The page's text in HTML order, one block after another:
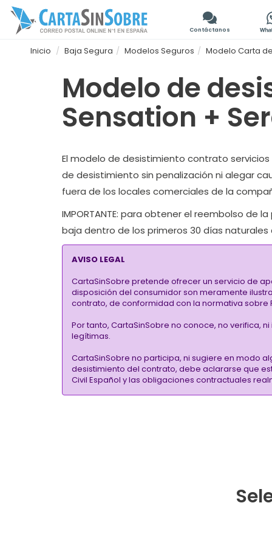
Contáctanos
Inicio Baja Segura Modelos Seguros Modelo Carta
Modelo de
Sensation +
El modelo de desistimiento contrato
de desistimiento sin penalización ni alegar
fuera de los locales comerciales de la
IMPORTANTE: para obtener el reembolso de la
baja dentro de los primeros 30 días
AVISO LEGAL
CartaSinSobre pretende ofrecer un servicio de
disposición del consumidor son meramente
contrato, de conformidad con la normativa sobre
Por tanto, CartaSinSobre no conoce, no verifica,
legítimas.
CartaSinSobre no participa, ni sugiere en modo
desistimiento del contrato, debe aclararse que
Civil Español y las obligaciones contractuales